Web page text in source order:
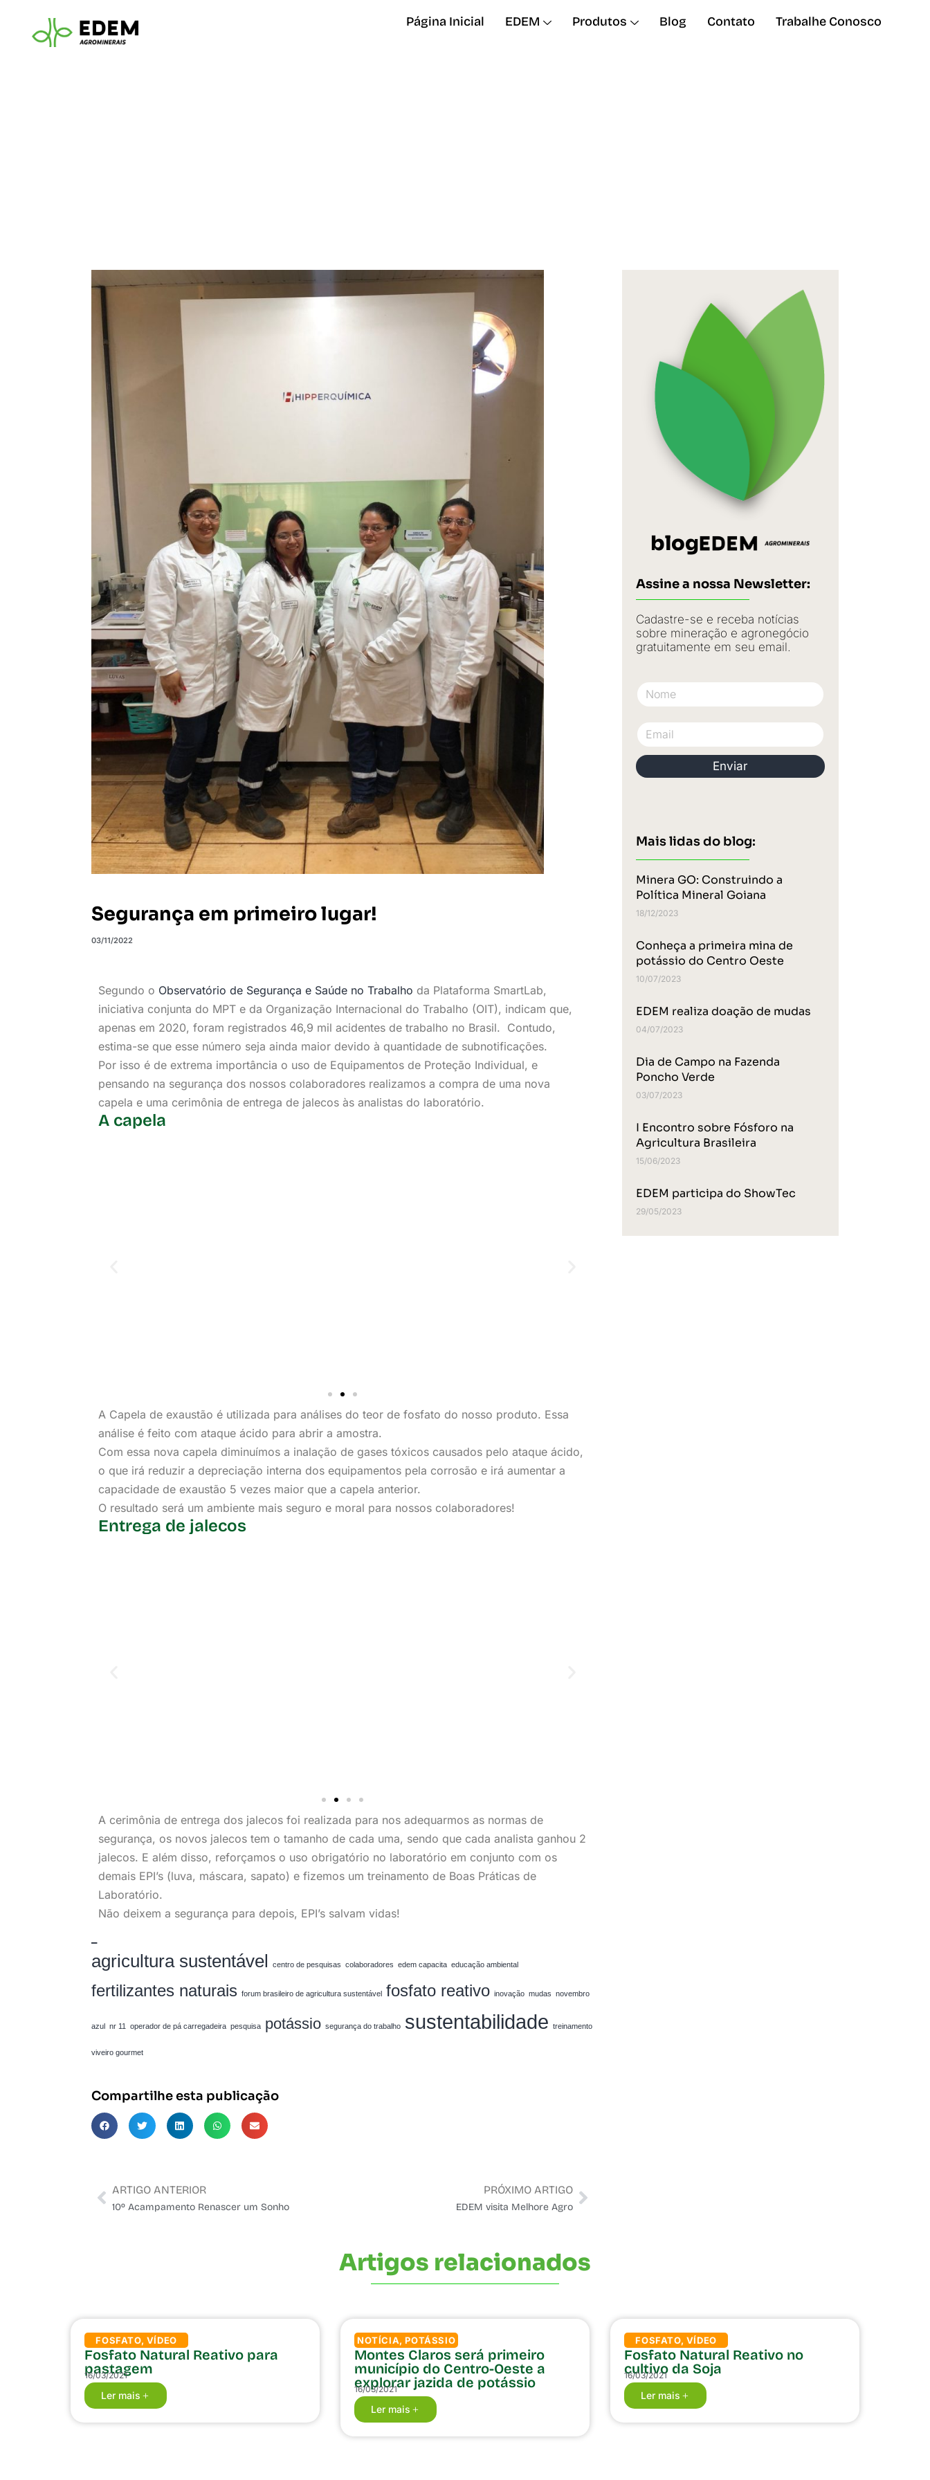
Página Inicial EDEM Produtos Blog Contato Trabalhe Conosco
Segurança em primeiro lugar!
03/11/2022
Segundo o Observatório de Segurança e Saúde no Trabalho da Plataforma SmartLab,
iniciativa conjunta do MPT e da Organização Internacional do Trabalho (OIT), indicam que,
apenas em 2020, foram registrados 46,9 mil acidentes de trabalho no Brasil. Contudo,
estima-se que esse número seja ainda maior devido à quantidade de subnotificações.
Por isso é de extrema importância o uso de Equipamentos de Proteção Individual, e
pensando na segurança dos nossos colaboradores realizamos a compra de uma nova
capela e uma cerimônia de entrega de jalecos às analistas do laboratório.
A capela
Nova
Capela
A Capela de exaustão é utilizada para análises do teor de fosfato do nosso produto. Essa
análise é feito com ataque ácido para abrir a amostra.
Com essa nova capela diminuímos a inalação de gases tóxicos causados pelo ataque ácido,
o que irá reduzir a depreciação interna dos equipamentos pela corrosão e irá aumentar a
capacidade de exaustão 5 vezes maior que a capela anterior.
O resultado será um ambiente mais seguro e moral para nossos colaboradores!
Entrega de jalecos
A cerimônia de entrega dos jalecos foi realizada para nos adequarmos as normas de
segurança, os novos jalecos tem o tamanho de cada uma, sendo que cada analista ganhou 2
jalecos. E além disso, reforçamos o uso obrigatório no laboratório em conjunto com os
demais EPI’s (luva, máscara, sapato) e fizemos um treinamento de Boas Práticas de
Laboratório.
Não deixem a segurança para depois, EPI’s salvam vidas!
agricultura sustentável centro de pesquisas colaboradores edem capacita educação ambiental
fertilizantes naturais forum brasileiro de agricultura sustentável fosfato reativo inovação mudas novembro
azul nr 11 operador de pá carregadeira pesquisa potássio segurança do trabalho sustentabilidade treinamento
viveiro gourmet
Compartilhe esta publicação
ARTIGO ANTERIOR
10º Acampamento Renascer um Sonho
PRÓXIMO ARTIGO
EDEM visita Melhore Agro
blog
Assine a nossa Newsletter:
Cadastre-se e receba notícias
sobre mineração e agronegócio
gratuitamente em seu email.
Enviar
Mais lidas do blog:
Minera GO: Construindo a
Política Mineral Goiana
18/12/2023
Conheça a primeira mina de
potássio do Centro Oeste
10/07/2023
EDEM realiza doação de mudas
04/07/2023
Dia de Campo na Fazenda
Poncho Verde
03/07/2023
I Encontro sobre Fósforo na
Agricultura Brasileira
15/06/2023
EDEM participa do ShowTec
29/05/2023
Artigos relacionados
FOSFATO, VÍDEO
Fosfato Natural Reativo para
pastagem
16/03/2021
Ler mais
NOTÍCIA,POTÁSSIO
Montes Claros será primeiro
município do Centro-Oeste a
explorar jazida de potássio
16/03/2021
Ler mais
FOSFATO, VÍDEO
Fosfato Natural Reativo no
cultivo da Soja
16/03/2021
Ler mais